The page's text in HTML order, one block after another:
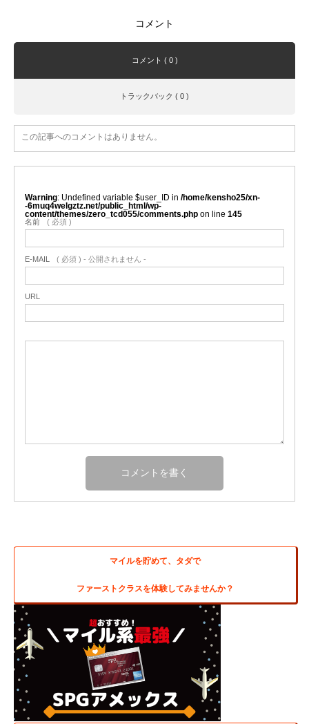
コメント
コメント ( 0 )
トラックバック ( 0 )
この記事へのコメントはありません。
Warning : Undefined variable $user_ID in /home/kensho25/xn-
-6muq4welgztz.net/public_html/wp-
content/themes/zero_tcd055/comments.php on line 145
名前 ( 必須 )
E-MAIL ( 必須 ) - 公開されません -
URL
マイルを貯めて、タダで
ファーストクラスを体験してみませんか？